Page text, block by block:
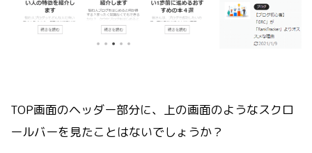
TOP画面のヘッダー部分に、上の画面のようなスクロ
ールバーを見たことはないでしょうか？